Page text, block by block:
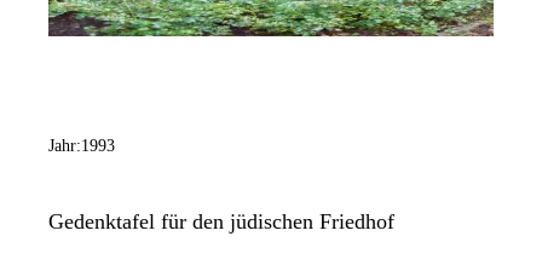
Jahr:1993
Gedenktafel für den jüdischen Friedhof